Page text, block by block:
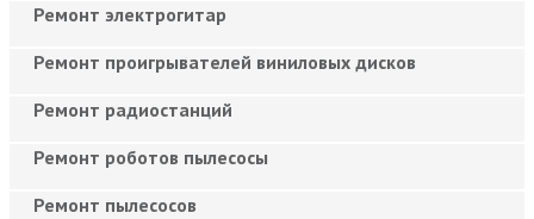
Ремонт электрогитар
Ремонт проигрывателей виниловых дисков
Ремонт радиостанций
Ремонт роботов пылесосы
Ремонт пылесосов